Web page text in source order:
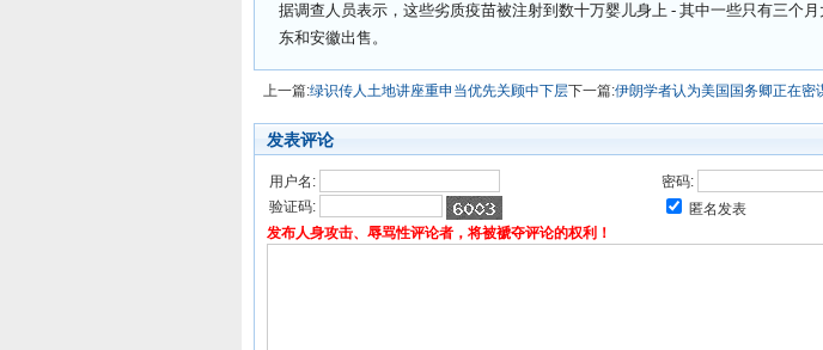
据调查人员表示，这些劣质疫苗被注射到数十万婴儿身上 - 其中一些只有三个月
东和安徽出售。
上一篇:绿识传人土地讲座重申当优先关顾中下层下一篇:伊朗学者认为美国国务卿正在密
发表评论
用户名:
密码:
验证码:
匿名发表
发布人身攻击、辱骂性评论者，将被褫夺评论的权利！